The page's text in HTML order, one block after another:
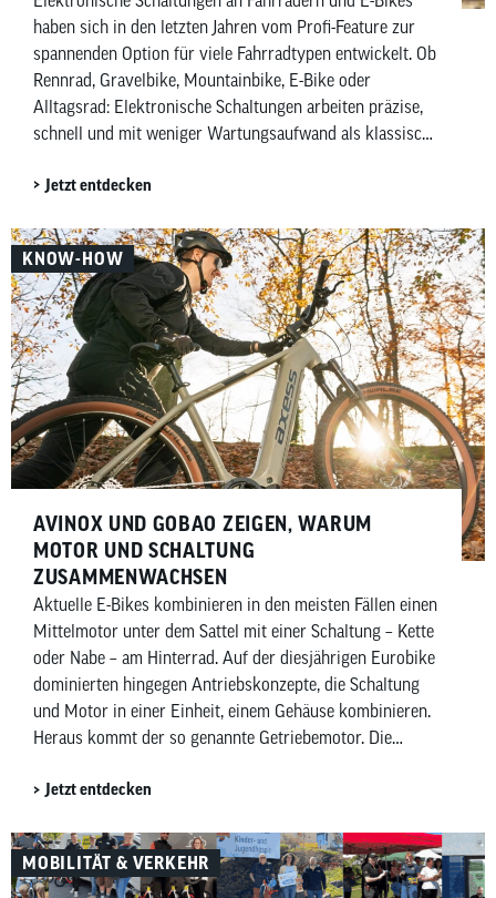
haben sich in den letzten Jahren vom Profi-Feature zur
spannenden Option für viele Fahrradtypen entwickelt. Ob
Rennrad, Gravelbike, Mountainbike, E-Bike oder
Alltagsrad: Elektronische Schaltungen arbeiten präzise,
schnell und mit weniger Wartungsaufwand als klassische
(Digital Integrated Intelligence) und SRAM mit AXS
unterschiedlichen Ansätzen. Während Shimano
elektronische Ketten- und Nabenschaltungen anbietet,
konzentriert sich SRAM vor allem auf kabellose
elektronische Kettenschaltungen. In diesem Artikel
zeigen wir dir, welche elektronischen Schaltungen es von
Shimano und SRAM gibt, wofür und für wen sie sich
eignen und worin sich die beiden Hersteller
unterscheiden.
Jetzt entdecken
KNOW-HOW
AVINOX UND GOBAO ZEIGEN, WARUM
MOTOR UND SCHALTUNG
ZUSAMMENWACHSEN
Aktuelle E-Bikes kombinieren in den meisten Fällen einen
Mittelmotor unter dem Sattel mit einer Schaltung – Kette
oder Nabe – am Hinterrad. Auf der diesjährigen Eurobike
dominierten hingegen Antriebskonzepte, die Schaltung
und Motor in einer Einheit, einem Gehäuse kombinieren.
Heraus kommt der so genannte Getriebemotor. Die
Getriebemotoren vorgestellt, die etablierte Anbieter wie
wollen.
Jetzt entdecken
MOBILITÄT & VERKEHR